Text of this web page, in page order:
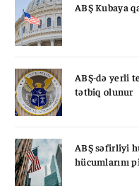
ABŞ Kubaya
ABŞ-də yerli
tətbiq olunur
ABŞ səfirliyi
hücumlarını